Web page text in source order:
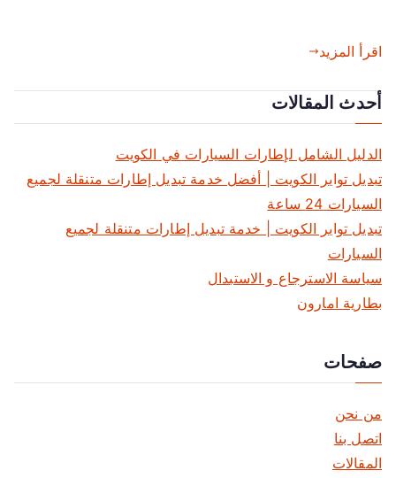
اقرأ المزيد
أحدث المقالات
الدليل الشامل لإطارات السيارات في الكويت
تبديل تواير الكويت | أفضل خدمة تبديل إطارات متنقلة لجميع
السيارات 24 ساعة
تبديل تواير الكويت | خدمة تبديل إطارات متنقلة لجميع
السيارات
سياسة الاسترجاع و الاستبدال
بطارية امارون
صفحات
من نحن
اتصل بنا
المقالات